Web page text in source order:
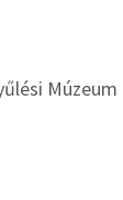
Múzeum